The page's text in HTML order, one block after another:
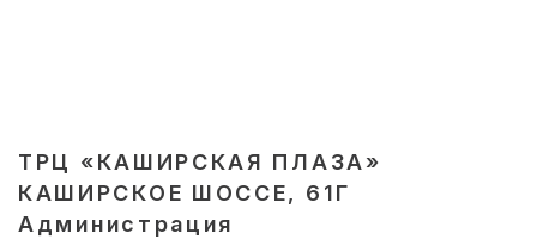
ТРЦ «КАШИРСКАЯ ПЛАЗА»
КАШИРСКОЕ ШОССЕ, 61Г
Администрация